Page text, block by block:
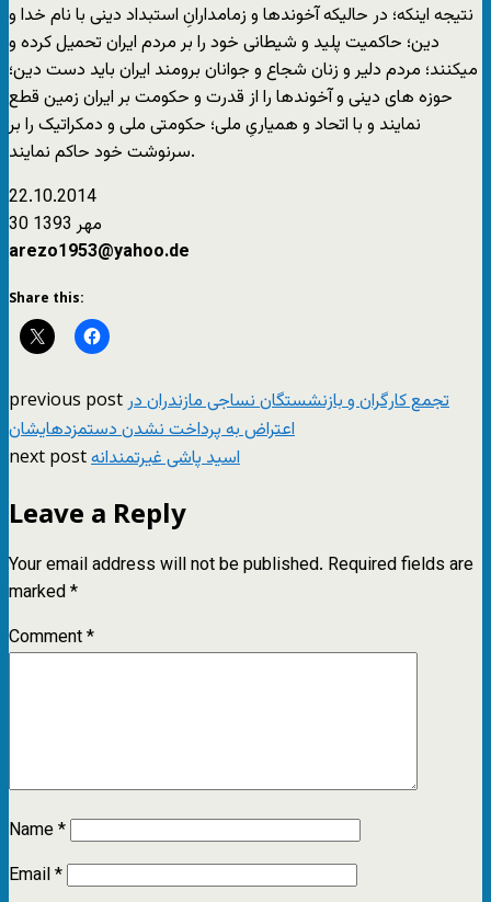
نتیجه اینکه؛ در حالیکه آخوندها و زمامدارانِ استبداد دینی با نام خدا و
دین؛ حاکمیت پلید و شیطانی خود را بر مردم ایران تحمیل کرده و
میکنند؛ مردم دلیر و زنان شجاع و جوانان برومند ایران باید دست دین؛
حوزه های دینی و آخوندها را از قدرت و حکومت بر ایران زمین قطع
نمایند و با اتحاد و همیاریِ ملی؛ حکومتی ملی و دمکراتیک را بر
سرنوشت خود حاکم نمایند.
22.10.2014
30 مهر 1393
arezo1953@yahoo.de
Share this:
previous post تجمع کارگران و بازنشستگان نساجی مازندران در
اعتراض به پرداخت نشدن دستمزد‌هایشان
next postاسید پاشی غیرتمندانه
Leave a Reply
Your email address will not be published. Required fields are
marked*
Comment*
Name*
Email*